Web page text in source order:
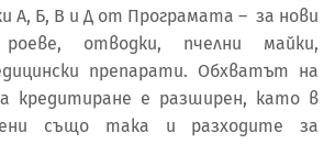
А, Б, В и Д от Програмата – за нови
отводки, пчелни майки,
препарати. Обхватът на
кредитиране е разширен, като в
също така и разходите за